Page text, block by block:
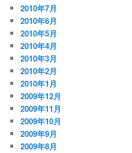
2010年7月
2010年6月
2010年5月
2010年4月
2010年3月
2010年2月
2010年1月
2009年12月
2009年11月
2009年10月
2009年9月
2009年8月